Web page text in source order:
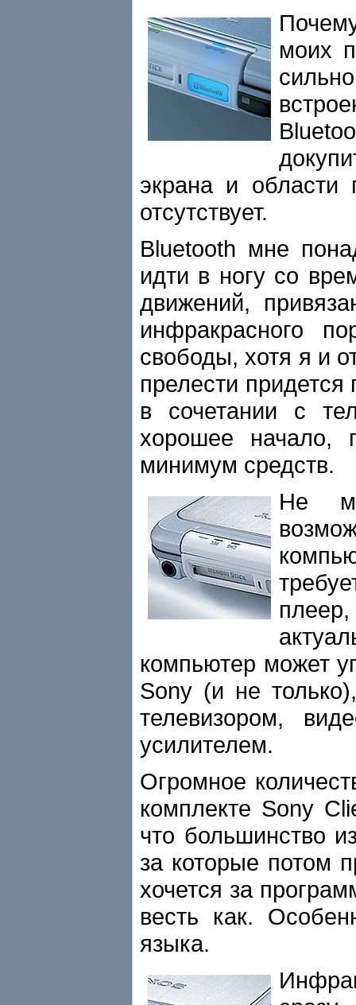
моих
экрана и области
отсутствует.
Bluetooth мне
идти в ногу со
движений,
инфракрасного
свободы, хотя я и
прелести
в сочетании с
хорошее начало,
минимум средств.
Не
компьютер может
Sony (и не
телевизором,
усилителем.
Огромное
комплекте Sony
что большинство
за которые потом
хочется за
весть как.
языка.